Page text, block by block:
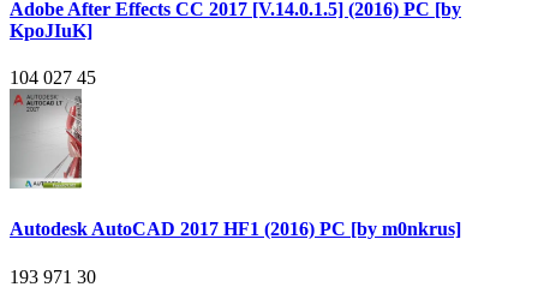
Adobe After Effects CC 2017 [V.14.0.1.5] (2016) PC [by
KpoJIuK]
104 027 45
Autodesk AutoCAD 2017 HF1 (2016) PC [by m0nkrus]
193 971 30